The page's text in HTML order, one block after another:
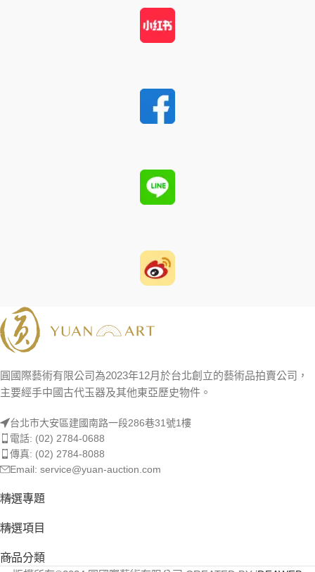
圓國際藝術有限公司為2023年12月於台北創立的藝術品拍賣公司，
主要經手中國古代玉器及其他東亞歷史物件。
台北市大安區建國南路一段286巷31號1樓
電話: (02) 2784-0688
傳真: (02) 2784-8088
Email: service@yuan-auction.com
精選專題
精選項目
商品分類